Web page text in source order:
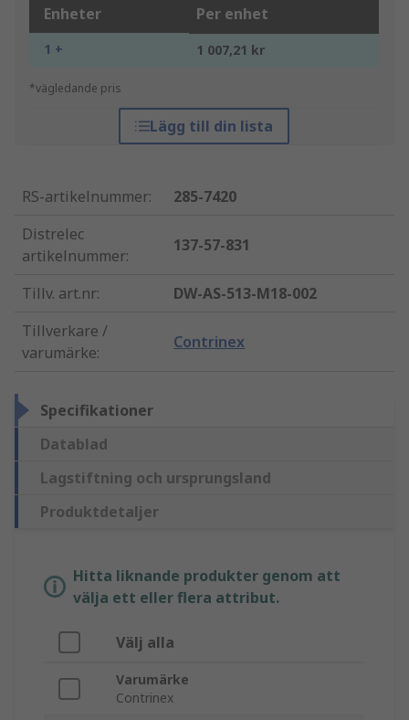
Enheter Per enhet
1 + 1 007,21 kr
*vägledande pris
Lägg till din lista
RS-artikelnummer:
285-7420
Distrelec
artikelnummer:
137-57-831
Tillv. art.nr:
DW-AS-513-M18-002
Tillverkare /
varumärke:
Contrinex
Specifikationer
Datablad
Lagstiftning och ursprungsland
Produktdetaljer
Hitta liknande produkter genom att
välja ett eller flera attribut.
Välj alla
Varumärke
Contrinex